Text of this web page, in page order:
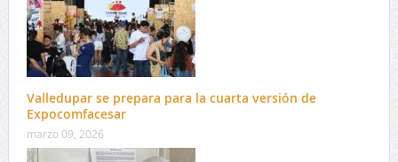
Valledupar se prepara para la cuarta versión de
Expocomfacesar
marzo 09, 2026